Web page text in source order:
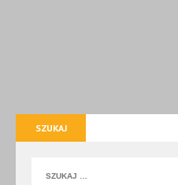
SZUKAJ